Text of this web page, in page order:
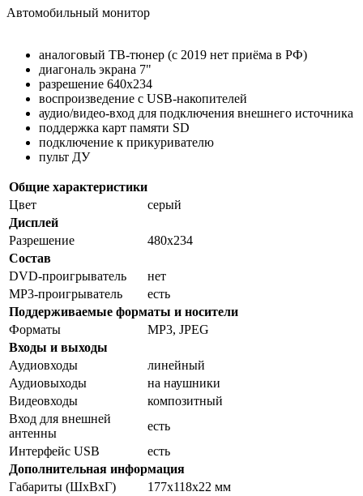
Автомобильный монитор
аналоговый ТВ-тюнер (с 2019 нет приёма в РФ)
диагональ экрана 7"
разрешение 640х234
воспроизведение с USB-накопителей
аудио/видео-вход для подключения внешнего источника
поддержка карт памяти SD
подключение к прикуривателю
пульт ДУ
Общие характеристики
Цвет
серый
Дисплей
Разрешение
480x234
Состав
DVD-проигрыватель
нет
MP3-проигрыватель
есть
Поддерживаемые форматы и носители
Форматы
MP3, JPEG
Входы и выходы
Аудиовходы
линейный
Аудиовыходы
на наушники
Видеовходы
композитный
Вход для внешней
антенны
есть
Интерфейс USB
есть
Дополнительная информация
Габариты (ШхВхГ)
177x118x22 мм